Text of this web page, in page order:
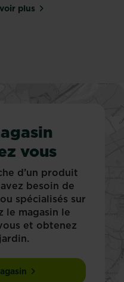
plus
sur Le paillage, c’est quoi ?
vous
d’un produit
besoin de
spécialisés sur
le magasin le
et obtenez